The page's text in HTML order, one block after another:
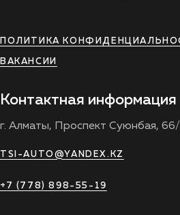
ПОЛИТИКА
ВАКАНСИИ
Контактная информация
г. Алматы, Проспект Суюнбая,
TSI-AUTO@YANDEX.KZ
+7 (778) 898-55-19